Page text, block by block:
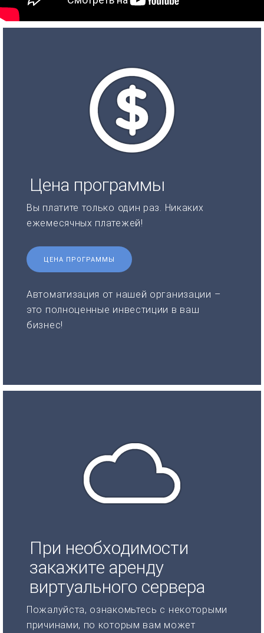
Цена программы
Вы платите только один раз. Никаких
ежемесячных платежей!
ЦЕНА ПРОГРАММЫ
Автоматизация от нашей организации –
это полноценные инвестиции в ваш
бизнес!
При необходимости
закажите аренду
виртуального сервера
Пожалуйста, ознакомьтесь с некоторыми
причинами, по которым вам может